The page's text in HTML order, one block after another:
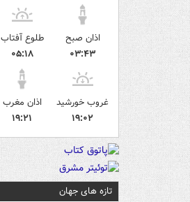
اذان صبح
۰۳:۴۳
طلوع آفتاب
۰۵:۱۸
غروب خورشید
۱۹:۰۲
اذان مغرب
۱۹:۲۱
تازه های جهان